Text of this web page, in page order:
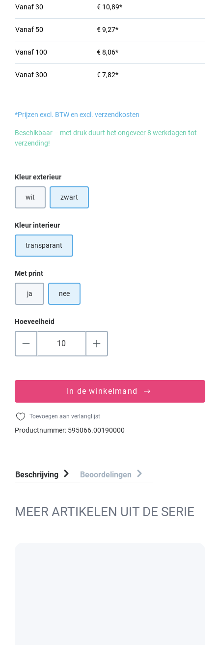
Vanaf30 € 10,89*
Vanaf 50 € 9,27*
Vanaf 100 € 8,06*
Vanaf300 € 7,82*
*Prijzen excl. BTW en excl. verzendkosten
Beschikbaar – met druk duurt het ongeveer 8 werkdagen tot
verzending!
Selecteer
Kleur exterieur
wit zwart
Selecteer
Kleur interieur
transparant
Selecteer
Met print
ja nee
Hoeveelheid
In de winkelmand
Toevoegen aan verlanglijst
Productnummer: 595066.00190000
Beschrijving Beoordelingen
MEER ARTIKELEN UIT DE SERIE